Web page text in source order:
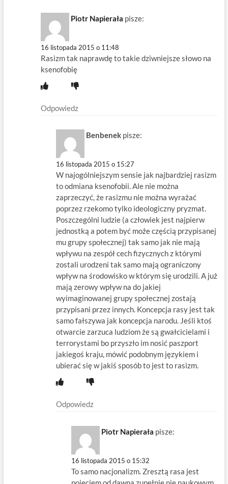
Piotr Napierała pisze:
16 listopada 2015 o 11:48
Rasizm tak naprawdę to takie dziwniejsze słowo na
ksenofobię
Odpowiedz
Benbenek pisze:
16 listopada 2015 o 15:27
W najogólniejszym sensie jak najbardziej rasizm
to odmiana ksenofobii. Ale nie można
zaprzeczyć, że rasizmu nie można wyrażać
poprzez rzekomo tylko ideologiczny pryzmat.
Poszczególni ludzie (a człowiek jest najpierw
jednostką a potem być może częścią przypisanej
mu grupy społecznej) tak samo jak nie mają
wpływu na zespół cech fizycznych z którymi
zostali urodzeni tak samo mają ograniczony
wpływ na środowisko w którym się urodzili. A już
mają zerowy wpływ na do jakiej
wyimaginowanej grupy społecznej zostają
przypisani przez innych. Koncepcja rasy jest tak
samo fałszywa jak koncepcja narodu. Jeśli ktoś
otwarcie zarzuca ludziom że są gwałcicielami i
terrorystami bo przyszło im nosić paszport
jakiegoś kraju, mówić podobnym językiem i
ubierać się w jakiś sposób to jest to rasizm.
Odpowiedz
Piotr Napierała pisze:
16 listopada 2015 o 15:32
To samo nacjonalizm. Zresztą rasa jest